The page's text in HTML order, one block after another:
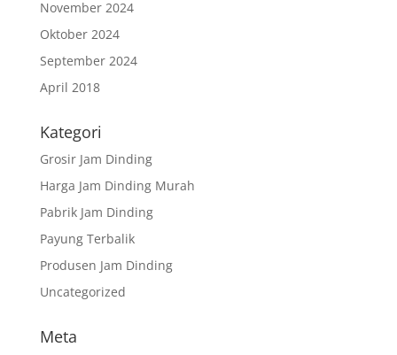
November 2024
Oktober 2024
September 2024
April 2018
Kategori
Grosir Jam Dinding
Harga Jam Dinding Murah
Pabrik Jam Dinding
Payung Terbalik
Produsen Jam Dinding
Uncategorized
Meta